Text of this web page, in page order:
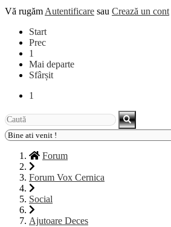
Vă rugăm Autentificare sau Crează un cont
Start
Prec
1
Mai departe
Sfârșit
1
Forum
Forum Vox Cernica
Social
Ajutoare Deces